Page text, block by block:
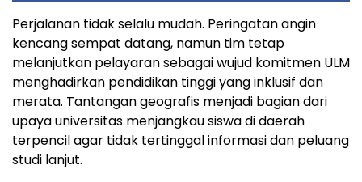
Perjalanan tidak selalu mudah. Peringatan angin
kencang sempat datang, namun tim tetap
melanjutkan pelayaran sebagai wujud komitmen ULM
menghadirkan pendidikan tinggi yang inklusif dan
merata. Tantangan geografis menjadi bagian dari
upaya universitas menjangkau siswa di daerah
terpencil agar tidak tertinggal informasi dan peluang
studi lanjut.